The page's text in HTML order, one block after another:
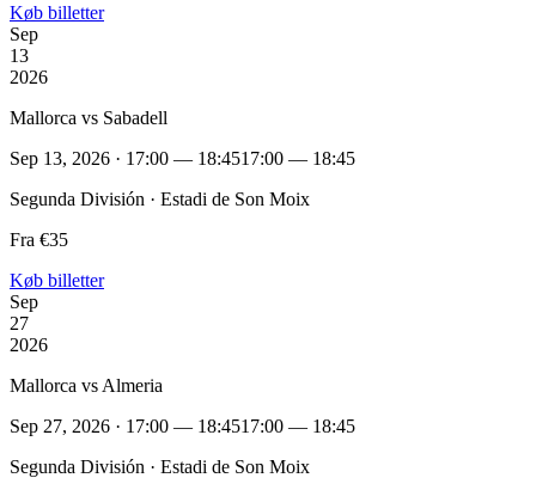
Køb billetter
Sep
13
2026
Mallorca vs Sabadell
Sep 13, 2026 · 17:00 — 18:4517:00 — 18:45
Segunda División · Estadi de Son Moix
Fra €35
Køb billetter
Sep
27
2026
Mallorca vs Almeria
Sep 27, 2026 · 17:00 — 18:4517:00 — 18:45
Segunda División · Estadi de Son Moix